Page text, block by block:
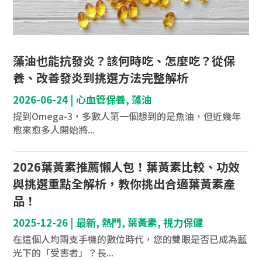
藻油也能抗發炎？該何時吃、怎麼吃？從保
養、改善發炎到挑選方法完整解析
2026-06-24 |心血管保養,藻油
提到Omega-3，多數人第一個想到的是魚油，但近幾年
愈來愈多人開始將...
2026葉黃素推薦懶人包！葉黃素比較、功效
與挑選重點全解析，教你挑出合適葉黃素產
品！
2025-12-26 | 最新, 熱門,葉黃素,視力保健
在這個人均兩支手機的數位時代，您的雙眼是否已成為藍
光下的「受害者」？長...